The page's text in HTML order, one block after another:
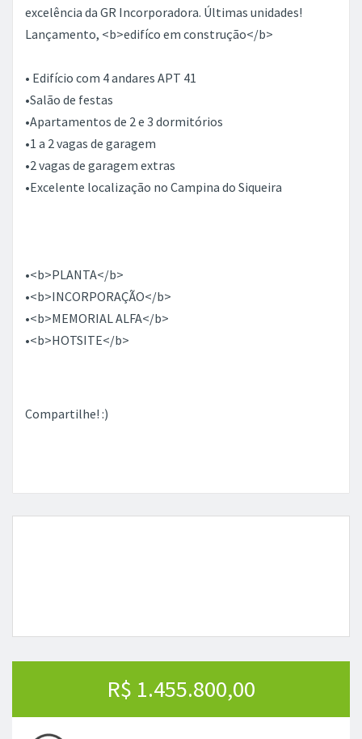
excelência da GR Incorporadora. Últimas unidades!
Lançamento, <b>edifíco em construção</b>
• Edifício com 4 andares APT 41
•Salão de festas
•Apartamentos de 2 e 3 dormitórios
•1 a 2 vagas de garagem
•2 vagas de garagem extras
•Excelente localização no Campina do Siqueira
•<b>PLANTA</b>
•<b>INCORPORAÇÃO</b>
•<b>MEMORIAL ALFA</b>
•<b>HOTSITE</b>
Compartilhe! :)
R$ 1.455.800,00